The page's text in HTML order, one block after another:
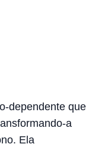
dependente que
a
Ela